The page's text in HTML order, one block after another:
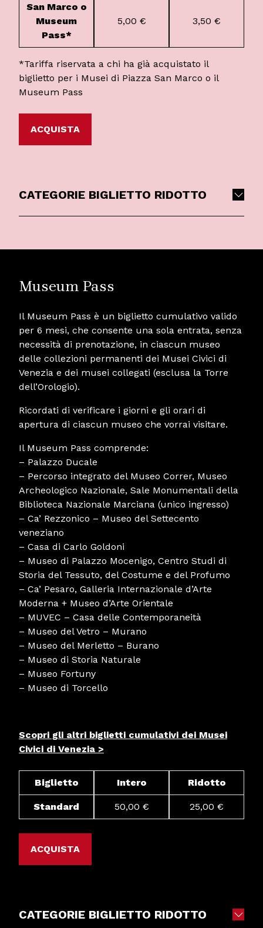
San Marco o
Museum
Pass*
5,00 € 3,50 €
*Tariffa riservata a chi ha già acquistato il
biglietto per i Musei di Piazza San Marco o il
Museum Pass
ACQUISTA
CATEGORIE BIGLIETTO RIDOTTO
Museum Pass
Il Museum Pass è un biglietto cumulativo valido
per 6 mesi, che consente una sola entrata, senza
necessità di prenotazione, in ciascun museo
delle collezioni permanenti dei Musei Civici di
Venezia e dei musei collegati (esclusa la Torre
dell’Orologio).
Ricordati di verificare i giorni e gli orari di
apertura di ciascun museo che vorrai visitare.
Il Museum Pass comprende:
– Palazzo Ducale
– Percorso integrato del Museo Correr, Museo
Archeologico Nazionale, Sale Monumentali della
Biblioteca Nazionale Marciana (unico ingresso)
– Ca’ Rezzonico – Museo del Settecento
veneziano
– Casa di Carlo Goldoni
– Museo di Palazzo Mocenigo, Centro Studi di
Storia del Tessuto, del Costume e del Profumo
– Ca’ Pesaro, Galleria Internazionale d’Arte
Moderna + Museo d’Arte Orientale
– MUVEC – Casa delle Contemporaneità
– Museo del Vetro – Murano
– Museo del Merletto – Burano
– Museo di Storia Naturale
– Museo Fortuny
– Museo di Torcello
Scopri gli altri biglietti cumulativi dei Musei
Civici di Venezia >
Biglietto Intero Ridotto
Standard 50,00 € 25,00 €
ACQUISTA
CATEGORIE BIGLIETTO RIDOTTO